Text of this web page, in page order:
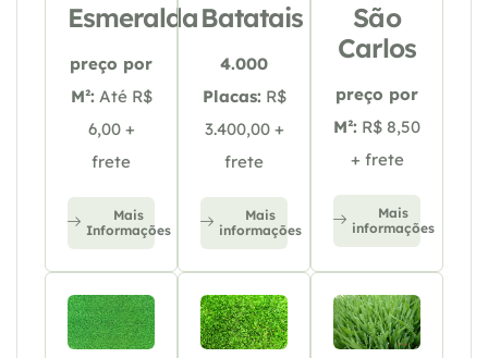
Esmeralda
preço por
M²: Até R$
6,00 +
frete
Mais
Informações
Batatais
4.000
Placas: R$
3.400,00 +
frete
Mais
informações
São
Carlos
preço por
M²: R$ 8,50
+ frete
Mais
informações